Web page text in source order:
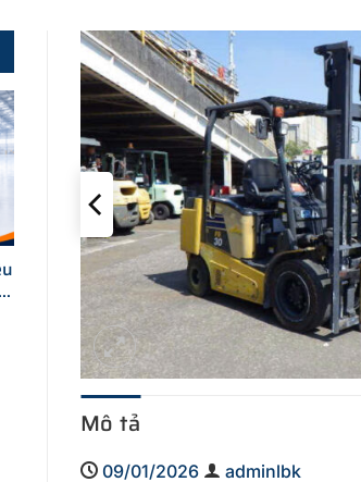
Mô tả
09/01/2026
adminlbk